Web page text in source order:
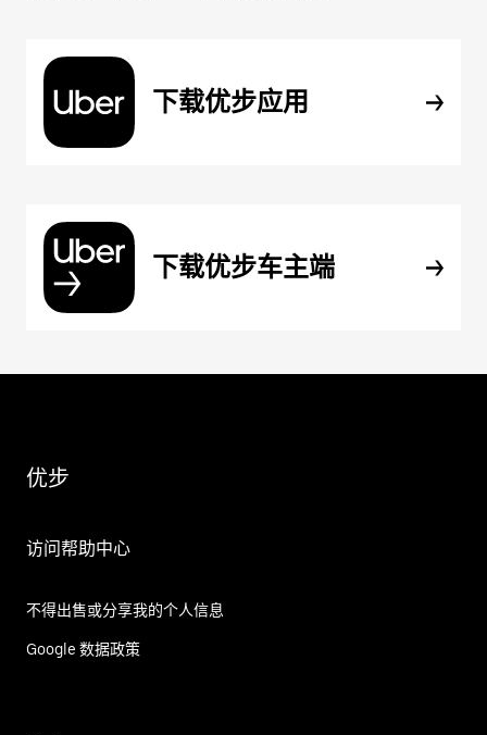
下载优步应用
下载优步车主端
优步
访问帮助中心
不得出售或分享我的个人信息
Google 数据政策